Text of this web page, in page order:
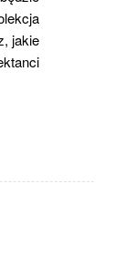
jakie